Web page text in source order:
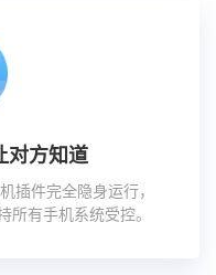
对方知道
插件完全隐身运行，
所有手机系统受控。